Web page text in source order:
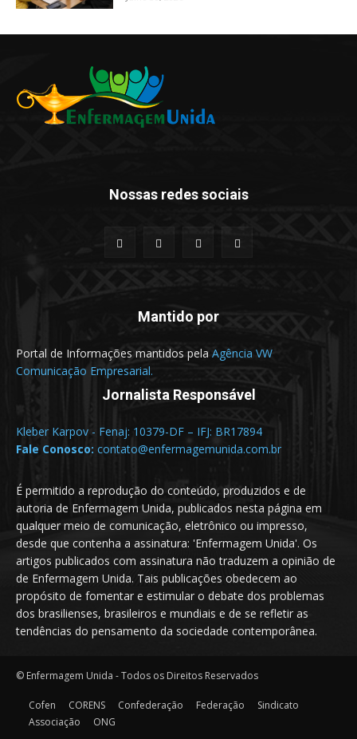
Nossas redes sociais
Mantido por
Portal de Informações mantidos pela Agência VW
Comunicação Empresarial.
Jornalista Responsável
Kleber Karpov - Fenaj: 10379-DF – IFJ: BR17894
Fale Conosco: contato@enfermagemunida.com.br
É permitido a reprodução do conteúdo, produzidos e de
autoria de Enfermagem Unida, publicados nesta página em
qualquer meio de comunicação, eletrônico ou impresso,
desde que contenha a assinatura: 'Enfermagem Unida'. Os
artigos publicados com assinatura não traduzem a opinião de
de Enfermagem Unida. Tais publicações obedecem ao
propósito de fomentar e estimular o debate dos problemas
dos brasilienses, brasileiros e mundiais e de se refletir as
tendências do pensamento da sociedade contemporânea.
© Enfermagem Unida - Todos os Direitos Reservados
Cofen CORENS Confederação Federação
Sindicato
Associação
ONG